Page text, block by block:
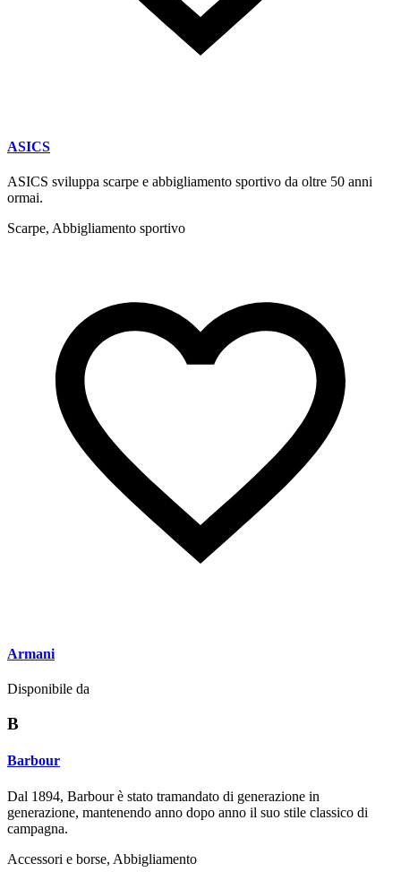
ASICS
ASICS sviluppa scarpe e abbigliamento sportivo da oltre 50 anni
ormai.
Scarpe, Abbigliamento sportivo
Armani
Disponibile da
B
Barbour
Dal 1894, Barbour è stato tramandato di generazione in
generazione, mantenendo anno dopo anno il suo stile classico di
campagna.
Accessori e borse, Abbigliamento